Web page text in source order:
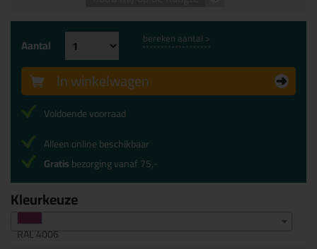
Kleurkeuze
RAL 4006
Aantal bereken aantal >
In winkelwagen
Voldoende voorraad
Alleen online beschikbaar
Gratisbezorging vanaf 75,-